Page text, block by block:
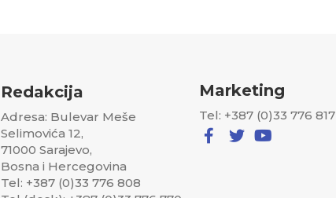
Redakcija
Adresa: Bulevar Meše
Selimovića 12,
71000 Sarajevo,
Bosna i Hercegovina
Tel: +387 (0)33 776 808
Marketing
Tel: +387 (0)33 776 817